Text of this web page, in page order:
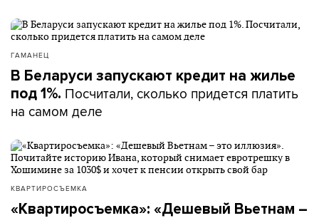
ГАМАНЕЦ
В Беларуси запускают кредит на жилье
под 1%. Посчитали, сколько придется платить
на самом деле
КВАРТИРОСЪЕМКА
«Квартиросъемка»: «Дешевый Вьетнам –